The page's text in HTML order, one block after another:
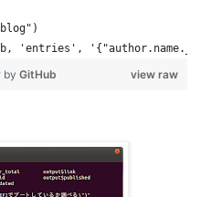
'entries',
view raw
by GitHub